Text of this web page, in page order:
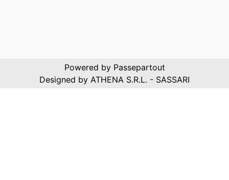
Powered by Passepartout
Designed by ATHENA S.R.L. - SASSARI